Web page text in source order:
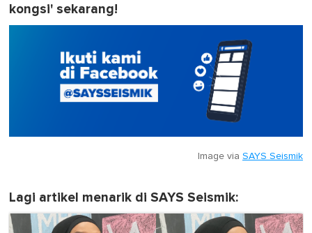
kongsi' sekarang!
Image via SAYS Seismik
Lagi artikel menarik di SAYS Seismik: